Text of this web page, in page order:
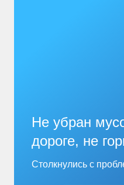
Не убран
дороге, не
Столкнулись с